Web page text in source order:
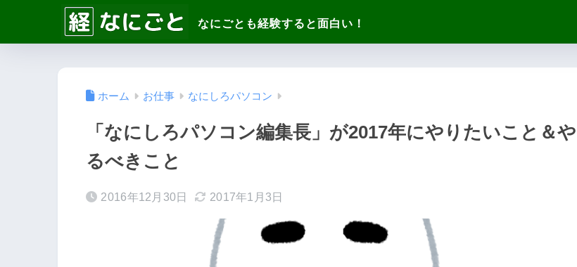
ホーム お仕事 なにしろパソコン
「なにしろパソコン編集長」が2017年にやりたいこと＆や
るべきこと
2016年12月30日 2017年1月3日